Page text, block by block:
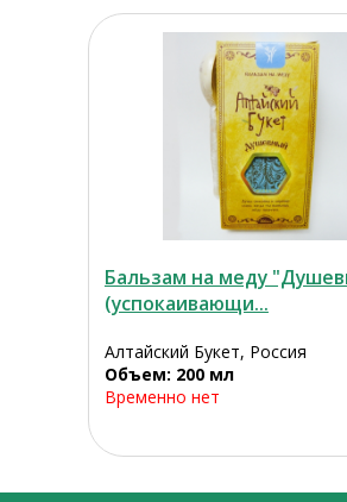
Бальзам на меду
(успокаивающи...
Алтайский Букет, Россия
Объем: 200 мл
Временно нет